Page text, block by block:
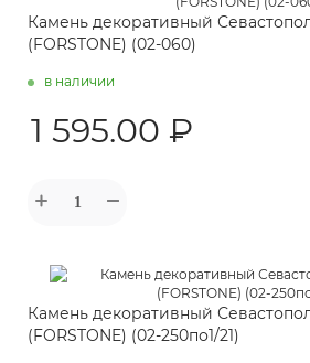
Камень декоративный
(FORSTONE) (02-060)
в наличии
1 595.00 ₽
Камень декоративный
(FORSTONE) (02-250по1/21)